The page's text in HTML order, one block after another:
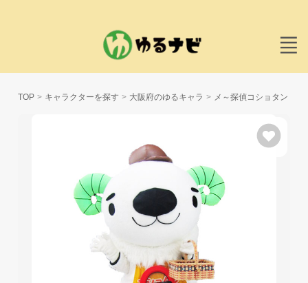
TOP キャラクターを探す 大阪府のゆるキャラ メ～探偵コショタン